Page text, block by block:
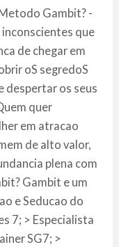
Gambit? -
inconscientes que
de chegar em
oS segredoS
despertar os seus
quer
em atracao
de alto valor,
plena com
Gambit e um
e Seducao do
7; > Especialista
SG7; >